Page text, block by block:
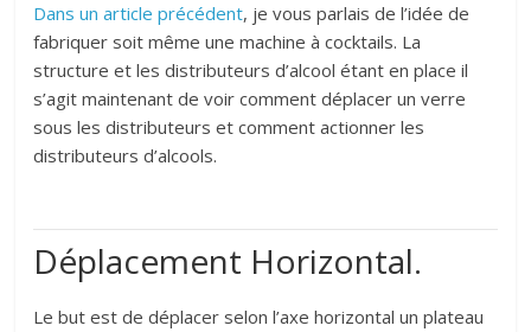
Dans un article précédent, je vous parlais de l’idée de
fabriquer soit même une machine à cocktails. La
structure et les distributeurs d’alcool étant en place il
s’agit maintenant de voir comment déplacer un verre
sous les distributeurs et comment actionner les
distributeurs d’alcools.
Déplacement Horizontal.
Le but est de déplacer selon l’axe horizontal un plateau